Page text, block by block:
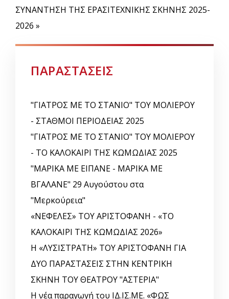
ΣΥΝΑΝΤΗΣΗ ΤΗΣ ΕΡΑΣΙΤΕΧΝΙΚΗΣ ΣΚΗΝΗΣ 2025-
2026 »
ΠΑΡΑΣΤΑΣΕΙΣ
"ΓΙΑΤΡΟΣ ΜΕ ΤΟ ΣΤΑΝΙΟ" ΤΟΥ ΜΟΛΙΕΡΟΥ
- ΣΤΑΘΜΟΙ ΠΕΡΙΟΔΕΙΑΣ 2025
"ΓΙΑΤΡΟΣ ΜΕ ΤΟ ΣΤΑΝΙΟ" ΤΟΥ ΜΟΛΙΕΡΟΥ
- ΤΟ ΚΑΛΟΚΑΙΡΙ ΤΗΣ ΚΩΜΩΔΙΑΣ 2025
"ΜΑΡΙΚΑ ΜΕ ΕΙΠΑΝΕ - ΜΑΡΙΚΑ ΜΕ
ΒΓΑΛΑΝΕ" 29 Αυγούστου στα
"Μερκούρεια"
«ΝΕΦΕΛΕΣ» ΤΟΥ ΑΡΙΣΤΟΦΑΝΗ - «ΤΟ
ΚΑΛΟΚΑΙΡΙ ΤΗΣ ΚΩΜΩΔΙΑΣ 2026»
Η «ΛΥΣΙΣΤΡΑΤΗ» ΤΟΥ ΑΡΙΣΤΟΦΑΝΗ ΓΙΑ
ΔΥΟ ΠΑΡΑΣΤΑΣΕΙΣ ΣΤΗΝ ΚΕΝΤΡΙΚΗ
ΣΚΗΝΗ ΤΟΥ ΘΕΑΤΡΟΥ "ΑΣΤΕΡΙΑ"
Η νέα παραγωγή του ΙΔ.ΙΣ.ΜΕ. «ΦΩΣ